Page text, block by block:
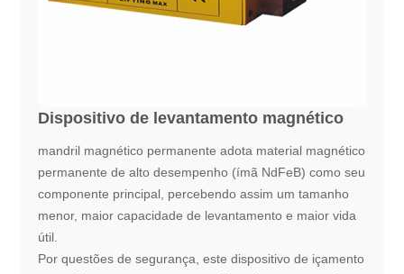
Dispositivo de levantamento magnético
mandril magnético permanente adota material magnético
permanente de alto desempenho (ímã NdFeB) como seu
componente principal, percebendo assim um tamanho
menor, maior capacidade de levantamento e maior vida
útil.
Por questões de segurança, este dispositivo de içamento